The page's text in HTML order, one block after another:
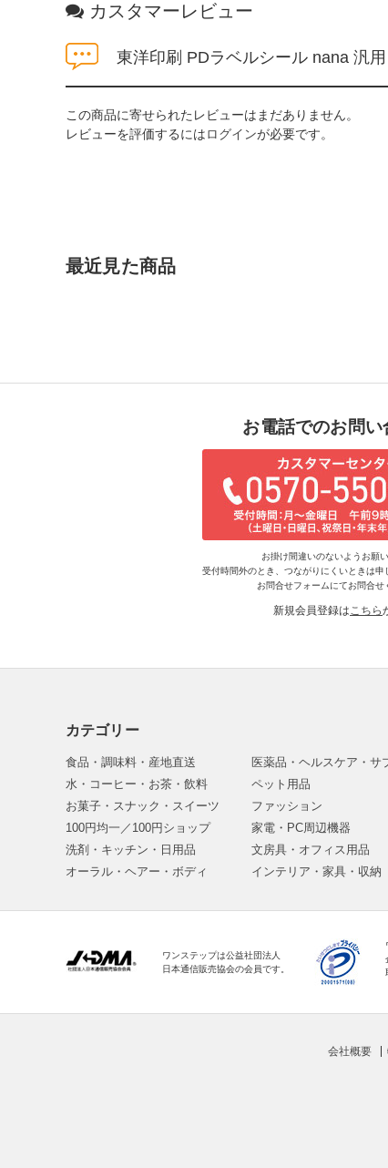
カスタマーレビュー
東洋印刷 PDラベルシール nana 汎
この商品に寄せられたレビューはまだありません。
レビューを評価するにはログインが必要です。
最近見た商品
お電話でのお問い
お掛け間違いのないようお願
受付時間外のとき、つながりにくいときは申
お問合せフォームにてお問合せ
新規会員登録はこちら
カテゴリー
食品・調味料・産地直送
水・コーヒー・お茶・飲料
お菓子・スナック・スイーツ
100円均一／100円ショップ
洗剤・キッチン・日用品
オーラル・ヘアー・ボディ
医薬品・ヘルスケア・サ
ペット用品
ファッション
家電・PC周辺機器
文房具・オフィス用品
インテリア・家具・収納
ワンステップは公益社団法人
日本通信販売協会の会員です。
会社概要